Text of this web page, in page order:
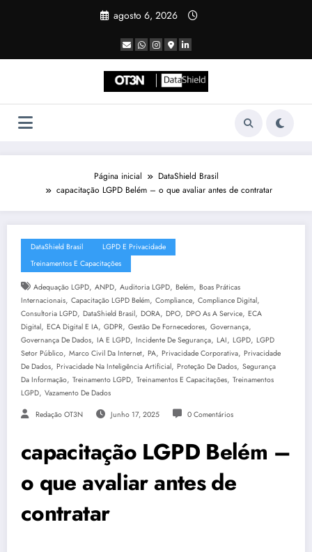
agosto 6, 2026
Página inicial
DataShield Brasil
capacitação LGPD Belém – o que avaliar antes de contratar
DataShield Brasil
LGPD E Privacidade
Treinamentos E Capacitações
Adequação LGPD, ANPD, Auditoria LGPD, Belém, Boas Práticas
Internacionais, Capacitação LGPD Belém, Compliance, Compliance Digital,
Consultoria LGPD, DataShield Brasil, DORA, DPO, DPO As A Service, ECA
Digital, ECA Digital E IA, GDPR, Gestão De Fornecedores, Governança,
Governança De Dados, IA E LGPD, Incidente De Segurança, LAI, LGPD, LGPD
Setor Público, Marco Civil Da Internet, PA, Privacidade Corporativa, Privacidade
De Dados, Privacidade Na Inteligência Artificial, Proteção De Dados, Segurança
Da Informação, Treinamento LGPD, Treinamentos E Capacitações, Treinamentos
LGPD, Vazamento De Dados
Redação OT3N Junho 17, 2025 0 Comentários
capacitação LGPD Belém –
o que avaliar antes de
contratar